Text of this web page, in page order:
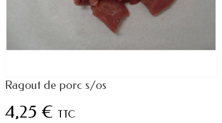
Ragout de porc s/os
4,25 € TTC